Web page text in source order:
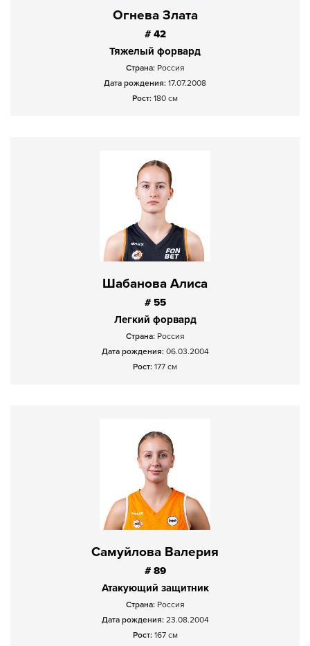
Огнева Злата
# 42
Тяжелый форвард
Страна: Россия
Дата рождения: 17.07.2008
Рост: 180 см
Шабанова Алиса
# 55
Легкий форвард
Страна: Россия
Дата рождения: 06.03.2004
Рост: 177 см
Самуйлова Валерия
# 89
Атакующий защитник
Страна: Россия
Дата рождения: 23.08.2004
Рост: 167 см